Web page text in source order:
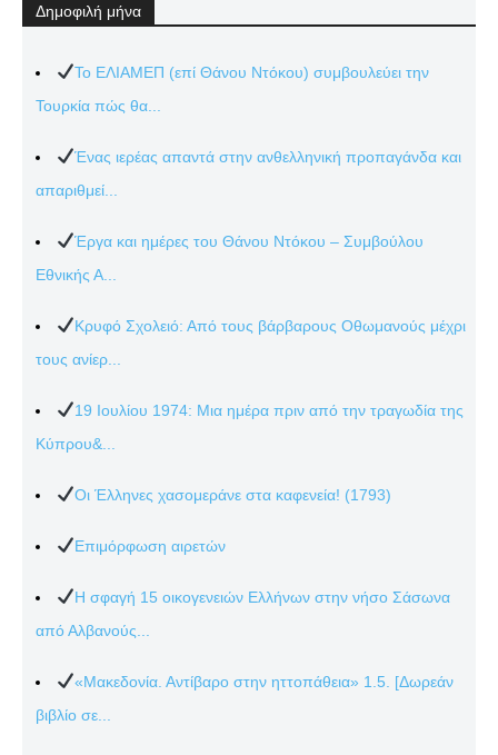
Δημοφιλή μήνα
Το ΕΛΙΑΜΕΠ (επί Θάνου Ντόκου) συμβουλεύει την
Τουρκία πώς θα...
Ένας ιερέας απαντά στην ανθελληνική προπαγάνδα και
απαριθμεί...
Έργα και ημέρες του Θάνου Ντόκου – Συμβούλου
Εθνικής Α...
Κρυφό Σχολειό: Από τους βάρβαρους Οθωμανούς μέχρι
τους ανίερ...
19 Ιουλίου 1974: Μια ημέρα πριν από την τραγωδία της
Κύπρου&...
Οι Έλληνες χασομεράνε στα καφενεία! (1793)
Επιμόρφωση αιρετών
Η σφαγή 15 οικογενειών Ελλήνων στην νήσο Σάσωνα
από Αλβανούς...
«Μακεδονία. Αντίβαρο στην ηττοπάθεια» 1.5. [Δωρεάν
βιβλίο σε...